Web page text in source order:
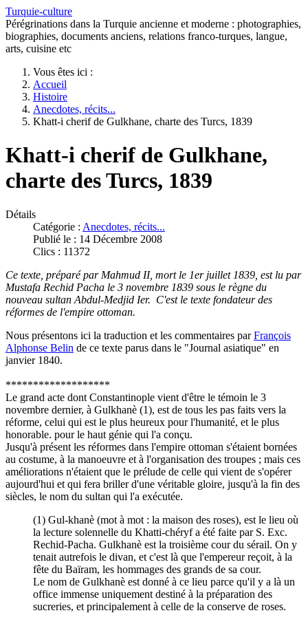
Turquie-culture
Pérégrinations dans la Turquie ancienne et moderne : photographies,
biographies, documents anciens, relations franco-turques, langue,
arts, cuisine etc
Vous êtes ici :
Accueil
Histoire
Anecdotes, récits...
Khatt-i cherif de Gulkhane, charte des Turcs, 1839
Khatt-i cherif de Gulkhane,
charte des Turcs, 1839
Détails
Catégorie : Anecdotes, récits...
Publié le : 14 Décembre 2008
Clics : 11372
Ce texte, préparé par Mahmud II, mort le 1er juillet 1839, est lu par
Mustafa Rechid Pacha le 3 novembre 1839 sous le règne du
nouveau sultan Abdul-Medjid Ier. C'est le texte fondateur des
réformes de l'empire ottoman.
Nous présentons ici la traduction et les commentaires parFrançois
Alphonse Belin de ce texte parus dans le "Journal asiatique" en
janvier 1840.
*******************
Le grand acte dont Constantinople vient d'être le témoin le 3
novembre dernier, à Gulkhanè (1), est de tous les pas faits vers la
réforme, celui qui est le plus heureux pour l'humanité, et le plus
honorable. pour le haut génie qui l'a conçu.
Jusqu'à présent les réformes dans l'empire ottoman s'étaient bornées
au costume, à la manoeuvre et à l'organisation des troupes ; mais ces
améliorations n'étaient que le prélude de celle qui vient de s'opérer
aujourd'hui et qui fera briller d'une véritable gloire, jusqu'à la fin des
siècles, le nom du sultan qui l'a exécutée.
(1) Gul-khanè (mot à mot : la maison des roses), est le lieu où
la lecture solennelle du Khatti-chéryf a été faite par S. Exc.
Rechid-Pacha. Gulkhanè est la troisième cour du sérail. On y
tenait autrefois le divan, et c'est là que l'empereur reçoit, à la
fête du Baïram, les hommages des grands de sa cour.
Le nom de Gulkhanè est donné à ce lieu parce qu'il y a là un
office immense uniquement destiné à la préparation des
sucreries, et principalement à celle de la conserve de roses.